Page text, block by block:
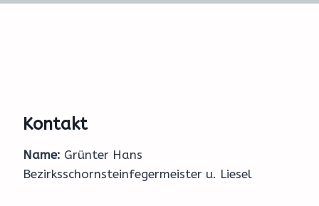
Kontakt
Name: Grünter Hans
Bezirksschornsteinfegermeister u. Liesel